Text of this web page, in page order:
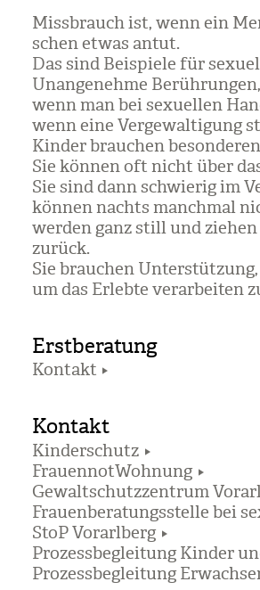
Miss­brauch ist, wenn ein
schen etwas antut.
Das sind Bei­spiele für
Unan­ge­nehme Berüh­run­gen,
wenn man bei sexu­el­len
wenn eine Ver­ge­wal­ti­gung
Kin­der brau­chen
Sie kön­nen oft nicht über
Sie sind dann schwie­rig im
kön­nen nachts manch­mal
wer­den ganz still und
zurück.
Sie brau­chen Unter­stüt­zung,
um das Erlebte ver­ar­bei­ten
Erstberatung
Kontakt
Kontakt
Kinderschutz
FrauennotWohnung
Gewaltschutzzentrum
Frauenberatungsstelle bei
StoP Vorarlberg
Prozessbegleitung Kinder
Prozessbegleitung